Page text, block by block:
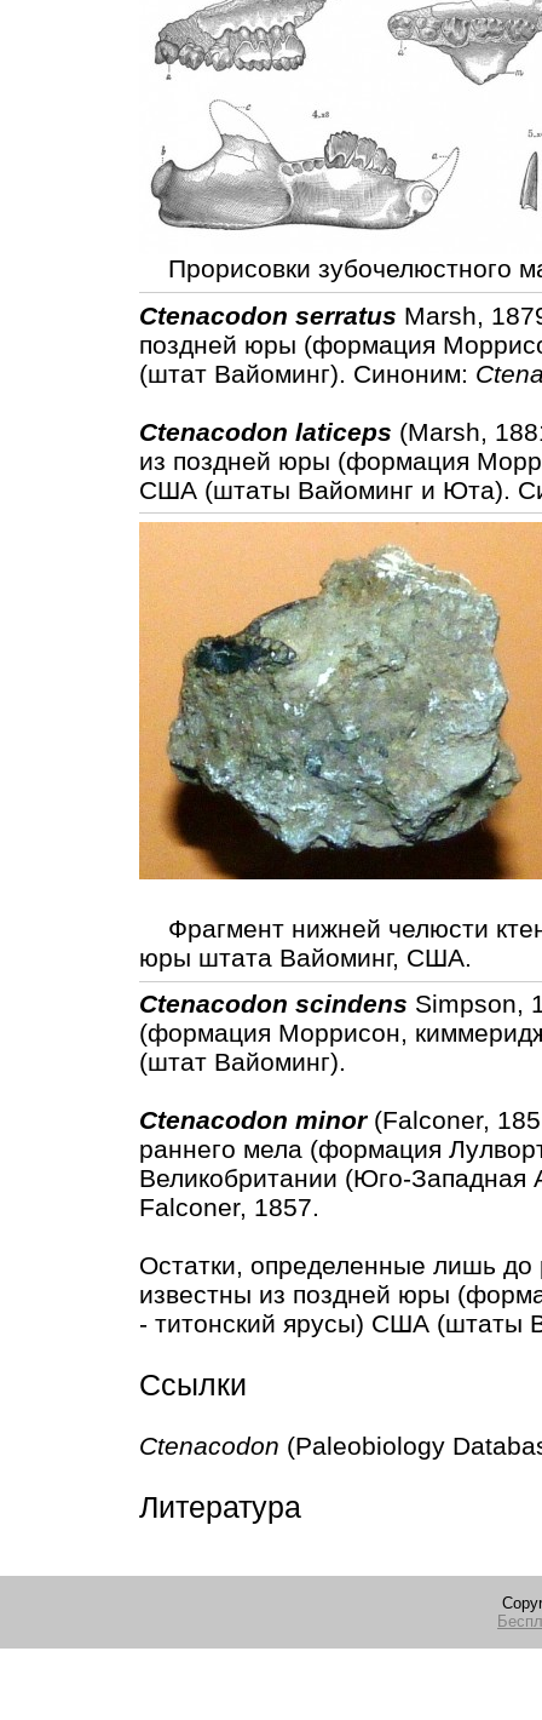
Прорисовки зубочелюстного
Ctenacodon serratus Marsh,
поздней юры (формация
(штат Вайоминг). Синоним:
Ctenacodon laticeps (Marsh,
из поздней юры (формация
США (штаты Вайоминг и Юта).
Фрагмент нижней челюсти
юры штата Вайоминг, США.
Ctenacodon scindens Simpson,
(формация Моррисон,
(штат Вайоминг).
Ctenacodon minor(Falconer,
раннего мела (формация
Великобритании (Юго-
Falconer, 1857.
Остатки, определенные лишь
известны из поздней юры
- титонский ярусы) США (штаты
Ссылки
Ctenacodon (Paleobiology
Литература